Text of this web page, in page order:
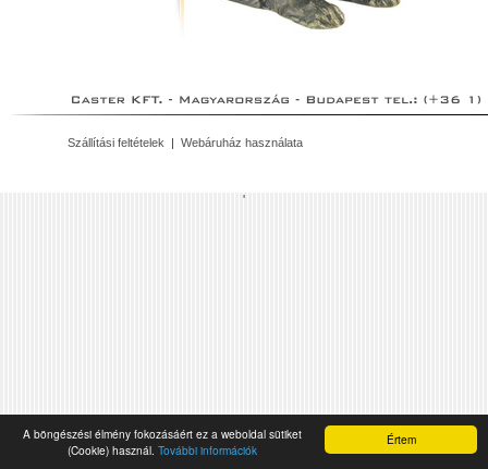
Értem
A böngészési élmény fokozásáért ez a weboldal sütiket
(Cookie) használ. További információk
Szállítási feltételek | Webáruház használata
'